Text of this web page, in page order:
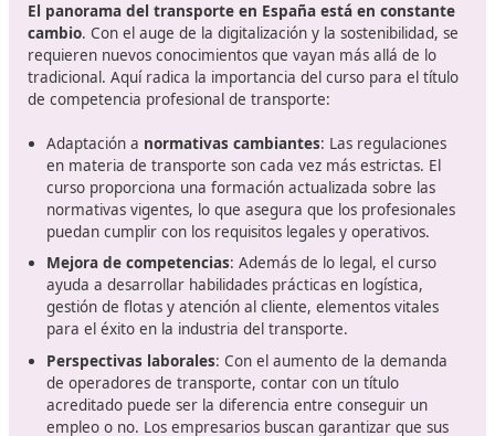
sector cumplir con las normativas establecidas por
Unión Europea y el gobierno español. Este título es
para aquellos que desean operar vehículos de
mercancías o viajeros, garantizando que los
operadores tengan las habilidades necesarias para
trabajo de manera segura y eficiente.
Desde su implementación, este título ha sido
paraelevar los estándares de seguridad y eficiencia
dentro de la industria del transporte . En el futuro
se prevé que la demanda por profesionales
aumente debido a la expansión del comercio y la
que hace que obtener este título sea más relevante
nunca.